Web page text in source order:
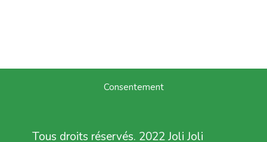
Consentement
Tous droits réservés. 2022 Joli Joli